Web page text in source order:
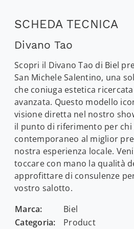
SCHEDA TECNICA
Divano Tao
Scopri il Divano Tao di Biel
San Michele Salentino, una
che coniuga estetica
avanzata. Questo modello
visione diretta nel nostro
il punto di riferimento per chi
contemporaneo al miglior
nostra esperienza locale.
toccare con mano la qualità
approfittare di consulenze
vostro salotto.
Marca:
Biel
Categoria:
Product